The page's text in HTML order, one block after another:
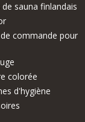
de sauna finlandais
commande pour
colorée
d'hygiène